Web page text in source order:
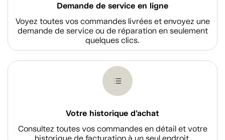
Demande de service en ligne
Voyez toutes vos commandes livrées et envoyez une
demande de service ou de réparation en seulement
quelques clics.
Votre historique d'achat
Consultez toutes vos commandes en détail et votre